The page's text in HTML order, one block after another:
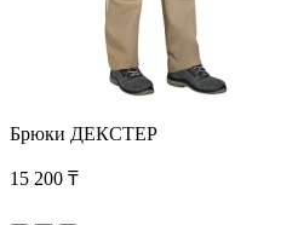
Брюки ДЕКСТЕР
15 200 ₸